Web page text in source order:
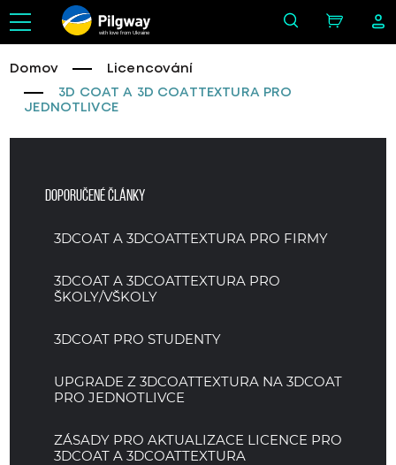
with love from Ukraine
Domov
Licencování
3D COAT A 3D COATTEXTURA PRO
JEDNOTLIVCE
Doporučené články
3DCOAT A 3DCOATTEXTURA PRO FIRMY
3DCOAT A 3DCOATTEXTURA PRO
ŠKOLY/VŠKOLY
3DCOAT PRO STUDENTY
UPGRADE Z 3DCOATTEXTURA NA 3DCOAT
PRO JEDNOTLIVCE
ZÁSADY PRO AKTUALIZACE LICENCE PRO
3DCOAT A 3DCOATTEXTURA